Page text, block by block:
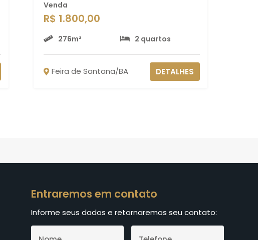
Venda
R$ 1.800,00
276m² 2 quartos
Feira de Santana/BA DETALHES
Entraremos em contato
Informe seus dados e retornaremos seu contato: